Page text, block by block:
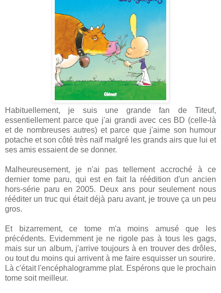
Habituellement, je suis une grande fan de Titeuf,
essentiellement parce que j'ai grandi avec ces BD (celle-là
et de nombreuses autres) et parce que j'aime son humour
potache et son côté très naïf malgré les grands airs que lui et
ses amis essaient de se donner.
Malheureusement, je n'ai pas tellement accroché à ce
dernier tome paru, qui est en fait la réédition d'un ancien
hors-série paru en 2005. Deux ans pour seulement nous
rééditer un truc qui était déjà paru avant, je trouve ça un peu
gros.
Et bizarrement, ce tome m'a moins amusé que les
précédents. Evidemment je ne rigole pas à tous les gags,
mais sur un album, j'arrive toujours à en trouver des drôles,
ou tout du moins qui arrivent à me faire esquisser un sourire.
Là c'était l'encéphalogramme plat. Espérons que le prochain
tome soit meilleur.